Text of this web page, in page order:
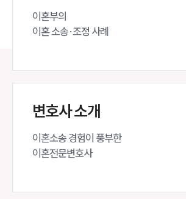
이혼부의
이혼 소송·조정 사례
변호사 소개
이혼소송 경험이 풍부한
이혼전문변호사